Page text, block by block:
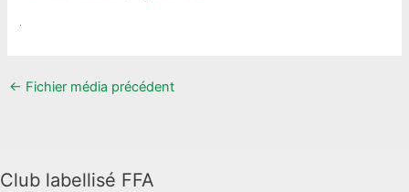
← Fichier média précédent
Club labellisé FFA